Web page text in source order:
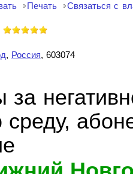
Печать Связаться с
, Россия, 603074
за